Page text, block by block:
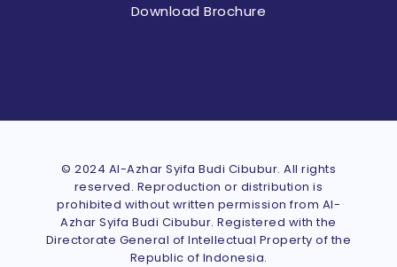
Download Brochure
© 2024 Al-Azhar Syifa Budi Cibubur. All rights
reserved. Reproduction or distribution is
prohibited without written permission from Al-
Azhar Syifa Budi Cibubur. Registered with the
Directorate General of Intellectual Property of the
Republic of Indonesia.